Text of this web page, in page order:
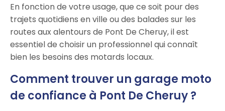
En fonction de votre usage, que ce soit pour des
trajets quotidiens en ville ou des balades sur les
routes aux alentours de Pont De Cheruy, il est
essentiel de choisir un professionnel qui connaît
bien les besoins des motards locaux.
Comment trouver un garage moto
de confiance à Pont De Cheruy ?